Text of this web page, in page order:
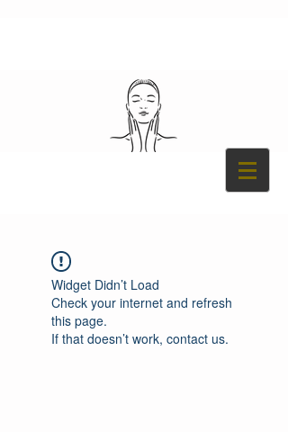
Widget Didn’t Load
Check your internet and refresh
this page.
If that doesn’t work, contact us.